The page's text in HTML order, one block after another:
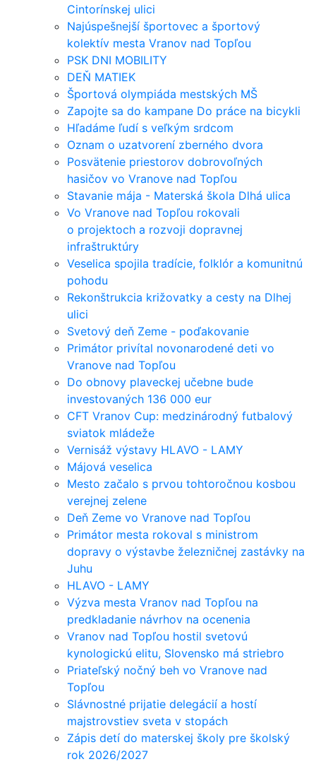
Cintorínskej ulici
Najúspešnejší športovec a športový
kolektív mesta Vranov nad Topľou
PSK DNI MOBILITY
DEŇ MATIEK
Športová olympiáda mestských MŠ
Zapojte sa do kampane Do práce na bicykli
Hľadáme ľudí s veľkým srdcom
Oznam o uzatvorení zberného dvora
Posvätenie priestorov dobrovoľných
hasičov vo Vranove nad Topľou
Stavanie mája - Materská škola Dlhá ulica
Vo Vranove nad Topľou rokovali
o projektoch a rozvoji dopravnej
infraštruktúry
Veselica spojila tradície, folklór a komunitnú
pohodu
Rekonštrukcia križovatky a cesty na Dlhej
ulici
Svetový deň Zeme - poďakovanie
Primátor privítal novonarodené deti vo
Vranove nad Topľou
Do obnovy plaveckej učebne bude
investovaných 136 000 eur
CFT Vranov Cup: medzinárodný futbalový
sviatok mládeže
Vernisáž výstavy HLAVO - LAMY
Májová veselica
Mesto začalo s prvou tohtoročnou kosbou
verejnej zelene
Deň Zeme vo Vranove nad Topľou
Primátor mesta rokoval s ministrom
dopravy o výstavbe železničnej zastávky na
Juhu
HLAVO - LAMY
Výzva mesta Vranov nad Topľou na
predkladanie návrhov na ocenenia
Vranov nad Topľou hostil svetovú
kynologickú elitu, Slovensko má striebro
Priateľský nočný beh vo Vranove nad
Topľou
Slávnostné prijatie delegácií a hostí
majstrovstiev sveta v stopách
Zápis detí do materskej školy pre školský
rok 2026/2027